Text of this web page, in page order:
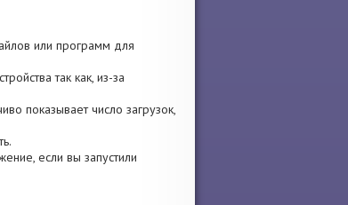
или программ для
так как, из-за
показывает число загрузок,
если вы запустили